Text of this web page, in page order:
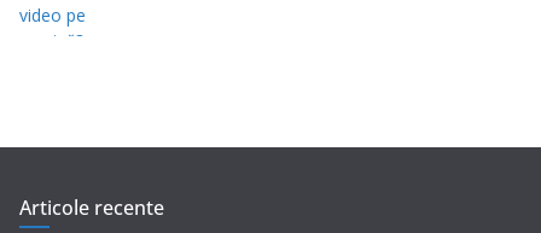
Articole recente